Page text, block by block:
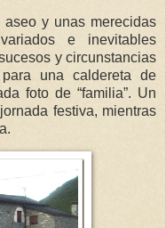
aseo y unas merecidas
e inevitables
y circunstancias
una caldereta de
foto de “familia”. Un
festiva, mientras